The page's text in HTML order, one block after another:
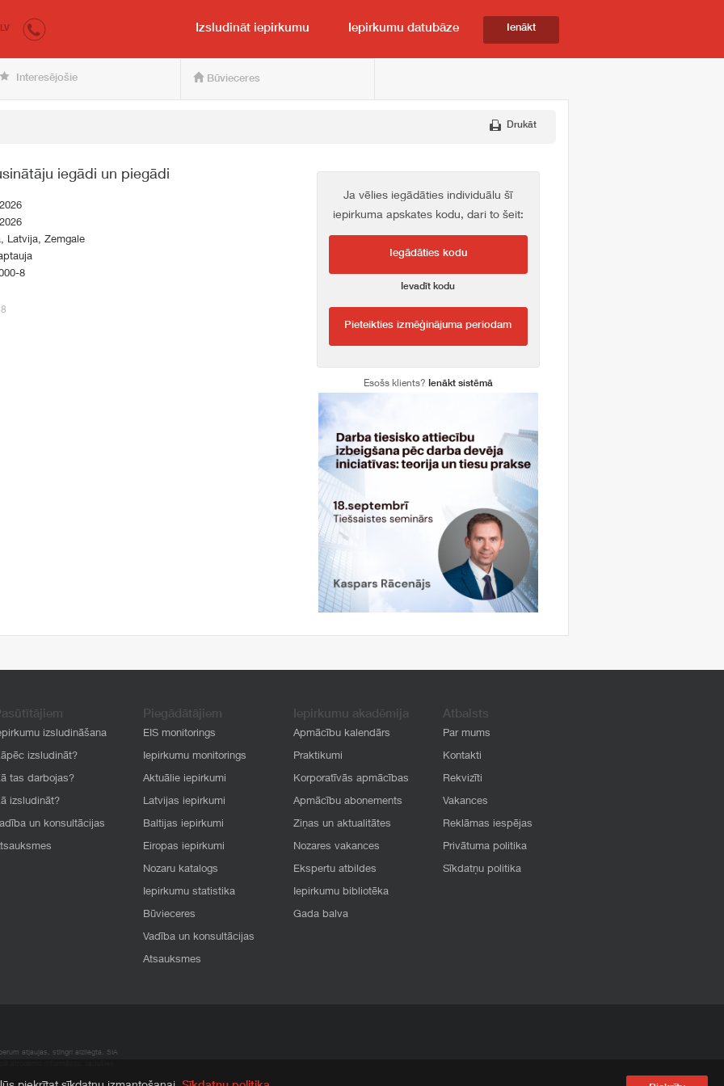
pircējam un pārdevējam
LV Izsludināt iepirkumu Iepirkumu datubāze Ienākt
Interesējošie Būvieceres
Drukāt
iegādi un piegādi
Latvija, Zemgale
8
Ja vēlies iegādāties individuālu šī
iepirkuma apskates kodu, dari to šeit:
Iegādāties kodu
Ievadīt kodu
Pieteikties izmēģinājuma periodam
Esošs klients? Ienākt sistēmā
izsludināšana
izsludināt?
tas darbojas?
izsludināt?
un konsultācijas
Piegādātājiem
EIS monitorings
Iepirkumu monitorings
Aktuālie iepirkumi
Latvijas iepirkumi
Baltijas iepirkumi
Eiropas iepirkumi
Nozaru katalogs
Iepirkumu statistika
Būvieceres
Vadība un konsultācijas
Atsauksmes
Iepirkumu akadēmija
Apmācību kalendārs
Praktikumi
Korporatīvās apmācības
Apmācību abonements
Ziņas un aktualitātes
Nozares vakances
Ekspertu atbildes
Iepirkumu bibliotēka
Gada balva
Atbalsts
Par mums
Kontakti
Rekvizīti
Vakances
Reklāmas iespējas
Privātuma politika
Sīkdatņu politika
atļaujas, stingri aizliegta. SIA